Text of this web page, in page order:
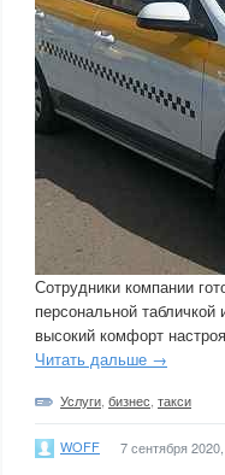
Сотрудники компании
персональной
высокий комфорт
Читать дальше →
Услуги бизнес такси
WOFF 7 сентября